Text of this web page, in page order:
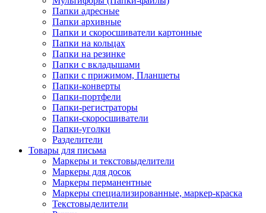
Папки адресные
Папки архивные
Папки и скоросшиватели картонные
Папки на кольцах
Папки на резинке
Папки с вкладышами
Папки с прижимом, Планшеты
Папки-конверты
Папки-портфели
Папки-регистраторы
Папки-скоросшиватели
Папки-уголки
Разделители
Товары для письма
Маркеры и текстовыделители
Маркеры для досок
Маркеры перманентные
Маркеры специализированные, маркер-краска
Текстовыделители